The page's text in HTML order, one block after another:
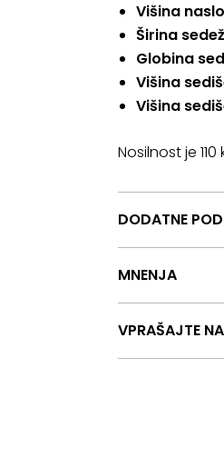
Višina
Širina
Globina
Višina
Višina
Nosilnost je 110
DODATNE
MNENJA
VPRAŠAJTE